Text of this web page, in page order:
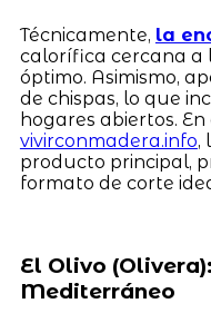
Técnicamente, la
calorífica cercana a
óptimo. Asimismo,
de chispas, lo que
hogares abiertos.
vivirconmadera.info,
producto principal,
formato de corte
El Olivo
Mediterráneo